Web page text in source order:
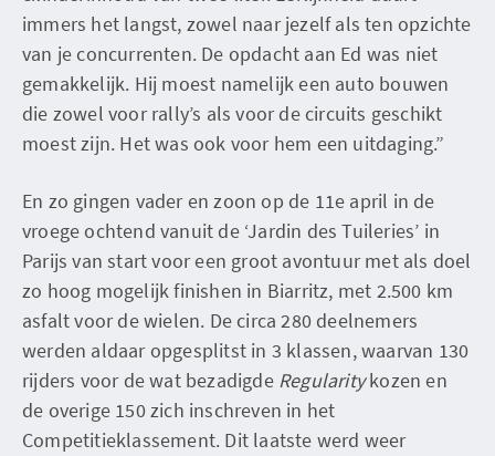
immers het langst, zowel naar jezelf als ten opzichte
van je concurrenten. De opdacht aan Ed was niet
gemakkelijk. Hij moest namelijk een auto bouwen
die zowel voor rally’s als voor de circuits geschikt
moest zijn. Het was ook voor hem een uitdaging.”
En zo gingen vader en zoon op de 11e april in de
vroege ochtend vanuit de ‘Jardin des Tuileries’ in
Parijs van start voor een groot avontuur met als doel
zo hoog mogelijk finishen in Biarritz, met 2.500 km
asfalt voor de wielen. De circa 280 deelnemers
werden aldaar opgesplitst in 3 klassen, waarvan 130
rijders voor de wat bezadigde Regularitykozen en
de overige 150 zich inschreven in het
Competitieklassement. Dit laatste werd weer